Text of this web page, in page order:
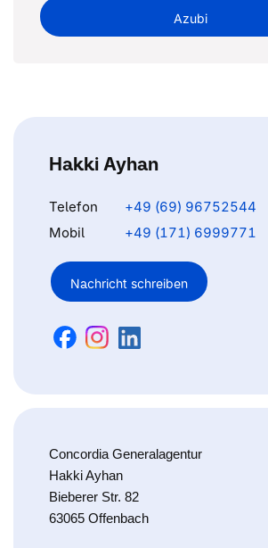
Azubi
Hakki Ayhan
Telefon
+49 (69) 96752544
Mobil
+49 (171) 6999771
Nachricht schreiben
Concordia Generalagentur
Hakki Ayhan
Bieberer Str. 82
63065 Offenbach